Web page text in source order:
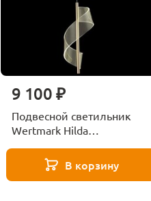
9 100 ₽
Подвесной светильник
Wertmark Hilda
В корзину